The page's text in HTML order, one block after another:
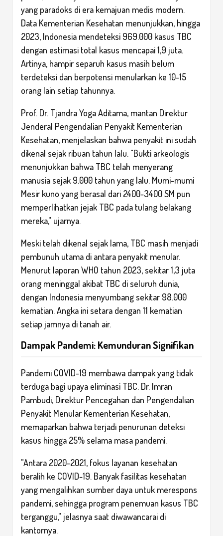
yang paradoks di era kemajuan medis modern.
Data Kementerian Kesehatan menunjukkan, hingga
2023, Indonesia mendeteksi 969.000 kasus TBC
dengan estimasi total kasus mencapai 1,9 juta.
Artinya, hampir separuh kasus masih belum
terdeteksi dan berpotensi menularkan ke 10-15
orang lain setiap tahunnya.
Prof. Dr. Tjandra Yoga Aditama, mantan Direktur
Jenderal Pengendalian Penyakit Kementerian
Kesehatan, menjelaskan bahwa penyakit ini sudah
dikenal sejak ribuan tahun lalu. "Bukti arkeologis
menunjukkan bahwa TBC telah menyerang
manusia sejak 9.000 tahun yang lalu. Mumi-mumi
Mesir kuno yang berasal dari 2400-3400 SM pun
memperlihatkan jejak TBC pada tulang belakang
mereka," ujarnya.
Meski telah dikenal sejak lama, TBC masih menjadi
pembunuh utama di antara penyakit menular.
Menurut laporan WHO tahun 2023, sekitar 1,3 juta
orang meninggal akibat TBC di seluruh dunia,
dengan Indonesia menyumbang sekitar 98.000
kematian. Angka ini setara dengan 11 kematian
setiap jamnya di tanah air.
Dampak Pandemi: Kemunduran Signifikan
Pandemi COVID-19 membawa dampak yang tidak
terduga bagi upaya eliminasi TBC. Dr. Imran
Pambudi, Direktur Pencegahan dan Pengendalian
Penyakit Menular Kementerian Kesehatan,
memaparkan bahwa terjadi penurunan deteksi
kasus hingga 25% selama masa pandemi.
"Antara 2020-2021, fokus layanan kesehatan
beralih ke COVID-19. Banyak fasilitas kesehatan
yang mengalihkan sumber daya untuk merespons
pandemi, sehingga program penemuan kasus TBC
terganggu," jelasnya saat diwawancarai di
kantornya.